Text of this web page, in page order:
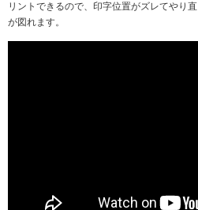
リントできるので、印字位置がズレてやり
が図れます。